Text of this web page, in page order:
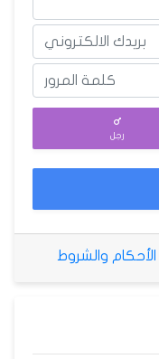
رجل
الأحكام والشروط